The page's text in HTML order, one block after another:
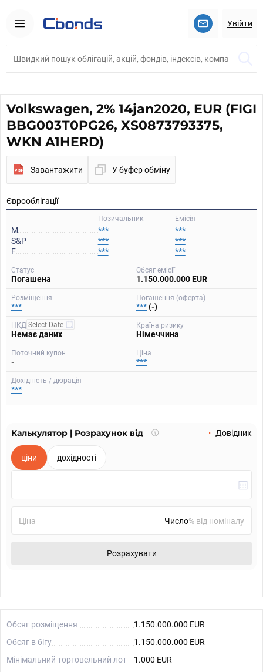
Увійти
Volkswagen, 2% 14jan2020, EUR (FIGI
BBG003T0PG26, XS0873793375,
WKN A1HERD)
Завантажити У буфер обміну
Єврооблігації
Емісія
Позичальник
M ***
***
S&P
***
***
F
***
***
Статус
Погашена
Обсяг емісії
1.150.000.000 EUR
Розміщення
***
Погашення (оферта)
***(-)
НКД
Немає даних
Країна ризику
Німеччина
Поточний купон
-
Ціна
***
Дохідність / дюрація
***
Калькулятор | Розрахунок від
Що
Довідник
ціни дохідності
Ціна % від номіналу
Розрахувати
Обсяг розміщення
1.150.000.000 EUR
Обсяг в бігу
1.150.000.000 EUR
Мінімальний торговельний лот
1.000 EUR